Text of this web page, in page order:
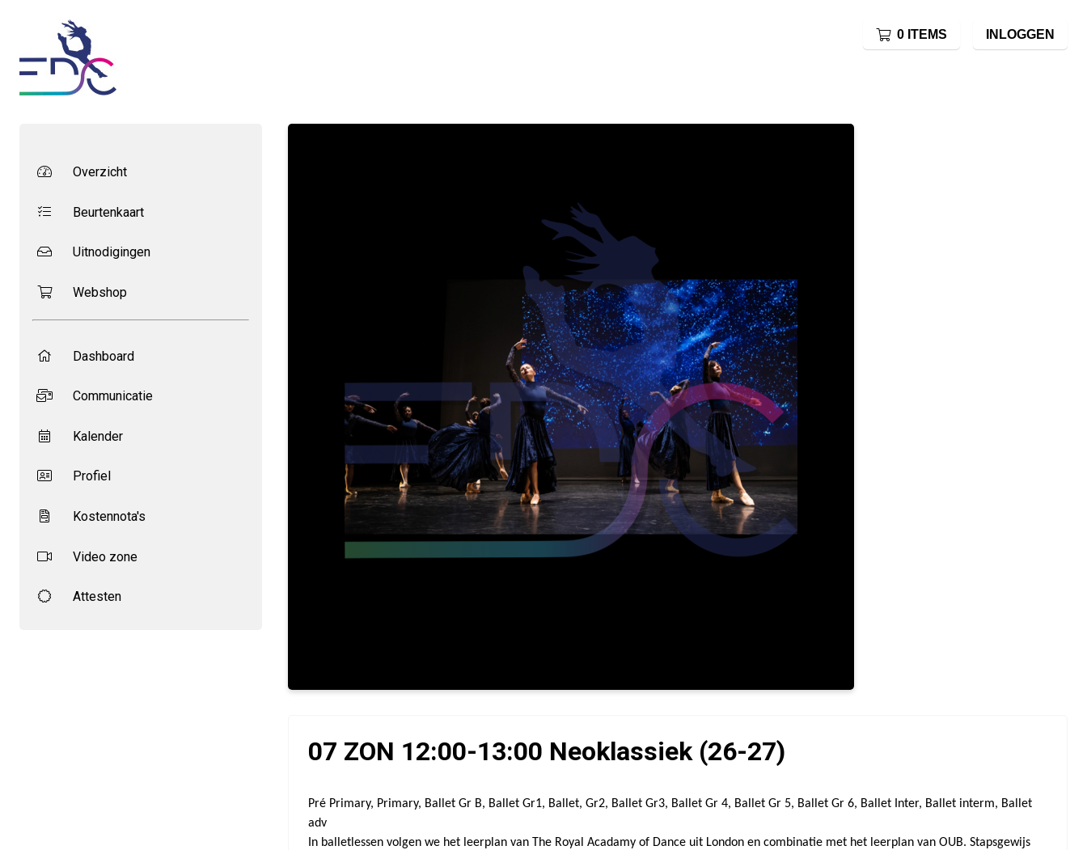
0 ITEMS INLOGGEN
Overzicht
Beurtenkaart
Uitnodigingen
Webshop
Dashboard
Communicatie
Kalender
Profiel
Kostennota's
Video zone
Attesten
07 ZON 12:00-13:00 Neoklassiek (26-27)
Pré Primary, Primary, Ballet Gr B, Ballet Gr1, Ballet, Gr2, Ballet Gr3, Ballet Gr 4, Ballet Gr 5, Ballet Gr 6, Ballet Inter, Ballet interm, Ballet
adv
In balletlessen volgen we het leerplan van The Royal Acadamy of Dance uit London en combinatie met het leerplan van OUB. Stapsgewijs